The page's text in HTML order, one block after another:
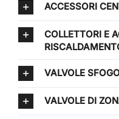
ACCESSORI
COLLETTORI E
VALVOLE
VALVOLE DI